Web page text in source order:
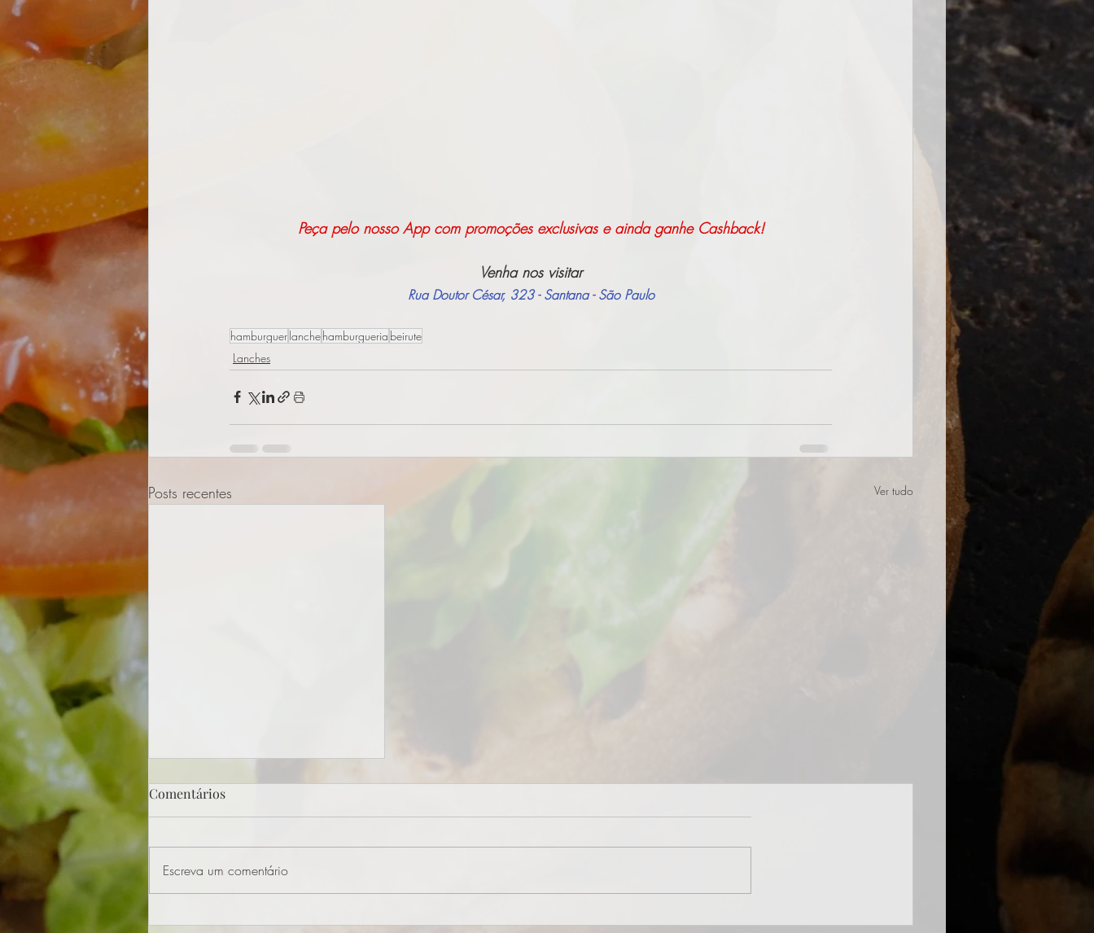
Peça pelo nosso App com promoções exclusivas e ainda ganhe Cashback!
Venha nos visitar
Rua Doutor César, 323 - Santana - São Paulo
hamburguerlanchehamburgueria beirute
Lanches
Posts recentes Ver tudo
Comentários
Escreva um comentário